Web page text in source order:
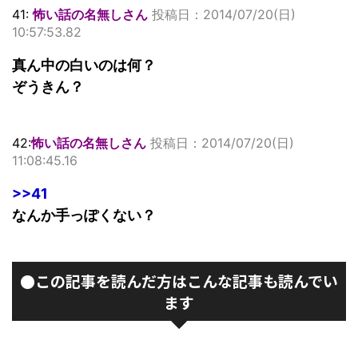
41:怖い話の名無しさん 投稿日：2014/07/20(日)
10:57:53.82
真ん中の白いのは何？
ぞうきん？
42:怖い話の名無しさん 投稿日：2014/07/20(日)
11:08:45.16
>>41
なんか手っぽくない？
●この記事を読んだ方はこんな記事も読んでい
ます